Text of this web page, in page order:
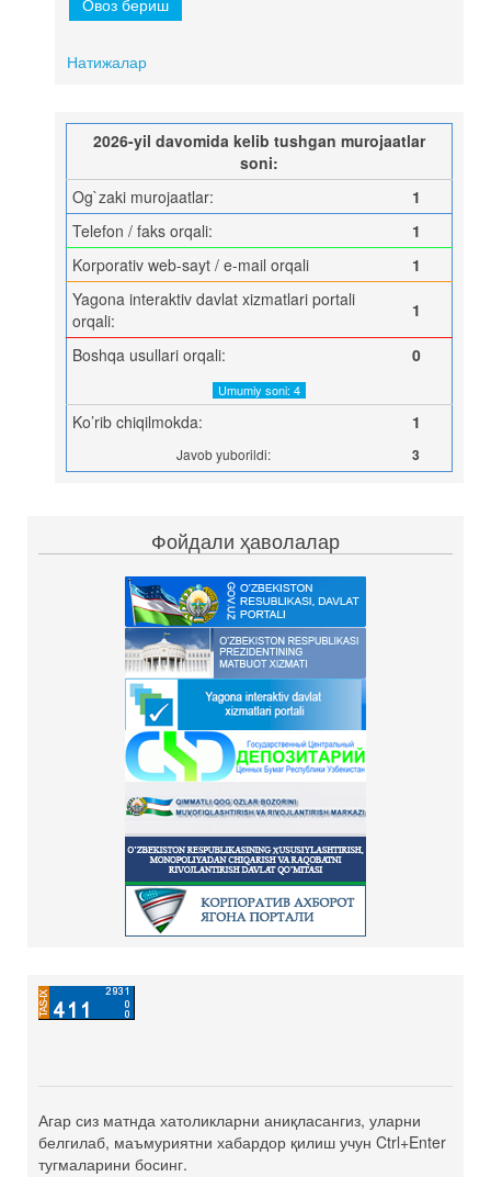
Натижалар
2026-yil davomida kelib tushgan murojaatlar
soni:
Og`zaki murojaatlar:
1
Telefon / faks orqali:
1
Korporativ web-sayt / e-mail orqali
1
Yagona interaktiv davlat xizmatlari portali
orqali:
1
Boshqa usullari orqali: 0
Umumiy soni: 4
Ko’rib chiqilmokda: 1
Javob yuborildi: 3
Фойдали ҳаволалар
Агар сиз матнда хатоликларни аниқласангиз, уларни
белгилаб, маъмуриятни хабардор қилиш учун Ctrl+Enter
тугмаларини босинг.